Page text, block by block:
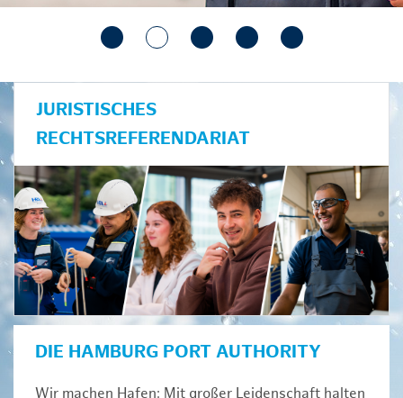
JURISTISCHES
RECHTSREFERENDARIAT
DIE HAMBURG PORT AUTHORITY
Wir machen Hafen: Mit großer Leidenschaft halten